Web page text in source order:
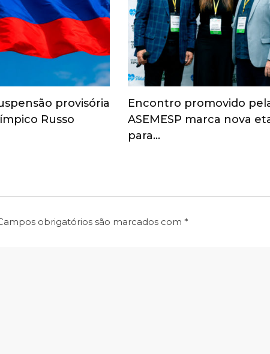
provisória
Russo
Encontro promovido
ASEMESP marca nova
para…
obrigatórios são marcados com *